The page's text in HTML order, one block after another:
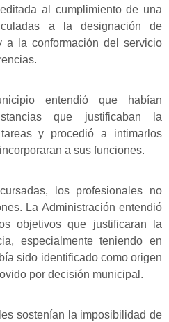
al cumplimiento de una
a la designación de
a la conformación del servicio
entendió que habían
que justificaban la
y procedió a intimarlos
a sus funciones.
los profesionales no
La Administración entendió
objetivos que justificaran la
especialmente teniendo en
sido identificado como origen
por decisión municipal.
sostenían la imposibilidad de